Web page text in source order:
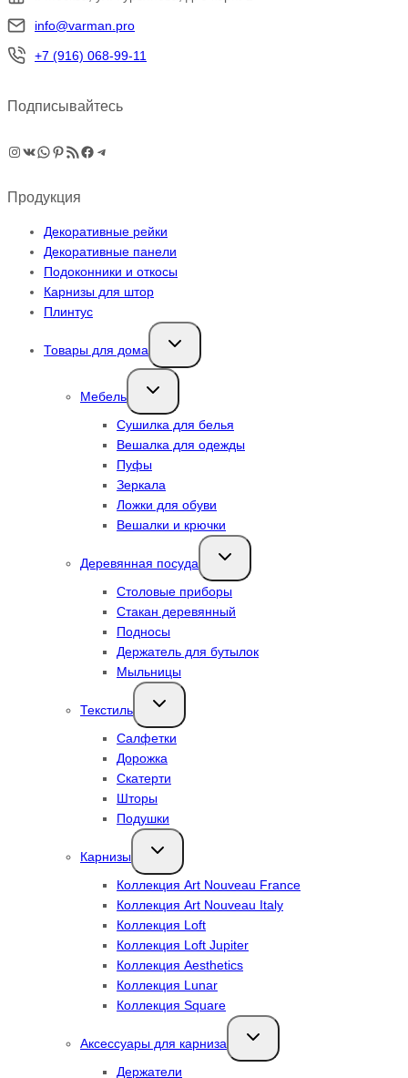
info@varman.pro
+7 (916) 068-99-11
Подписывайтесь
Instagram
ВКонтакте
WhatsApp
Pinterest
RSS-рассылка
Facebook
Telegram
Продукция
Декоративные рейки
Декоративные панели
Подоконники и откосы
Карнизы для штор
Плинтус
Товары для дома
Переключить
дочернее
Мебель
Переключить
дочернее
Сушилка для белья
Вешалка для одежды
Пуфы
Зеркала
Ложки для обуви
Вешалки и крючки
Деревянная посуда
Переключить
дочернее
Столовые приборы
Стакан деревянный
Подносы
Держатель для бутылок
Мыльницы
Текстиль
Переключить
дочернее
Салфетки
Дорожка
Скатерти
Шторы
Подушки
Карнизы
Переключить
дочернее
Коллекция Art Nouveau France
Коллекция Art Nouveau Italy
Коллекция Loft
Коллекция Loft Jupiter
Коллекция Aesthetics
Коллекция Lunar
Коллекция Square
Аксессуары для карниза
Переключить
дочернее
Держатели